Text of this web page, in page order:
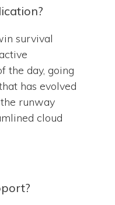
survival
the day, going
has evolved
runway
cloud